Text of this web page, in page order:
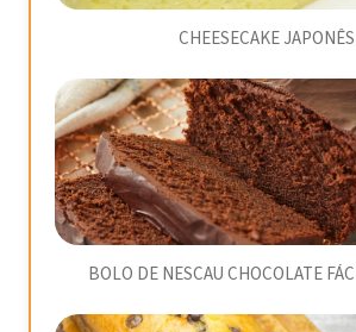
CHEESECAKE JAPONÊS
BOLO DE NESCAU CHOCOLATE